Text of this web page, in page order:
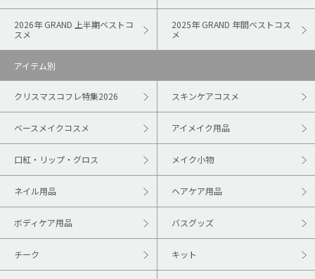
2026年 GRAND 上半期ベストコ
スメ
2025年 GRAND 年間ベストコス
メ
アイテム別
クリスマスコフレ特集2026 スキンケアコスメ
ベースメイクコスメ アイメイク用品
口紅・リップ・グロス メイク小物
ネイル用品 ヘアケア用品
ボディケア用品 バスグッズ
チーク キット